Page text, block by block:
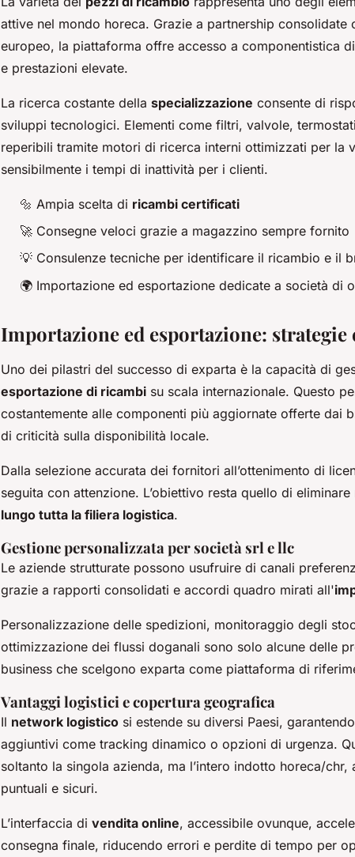
attive nel mondo horeca. Grazie a partnership consolidate
europeo, la piattaforma offre accesso a componentistica
e prestazioni elevate.
La ricerca costante della specializzazione consente di
sviluppi tecnologici. Elementi come filtri, valvole,
reperibili tramite motori di ricerca interni ottimizzati per la
sensibilmente i tempi di inattività per i clienti.
🔩 Ampia scelta di ricambi certificati
🚀 Consegne veloci grazie a magazzino sempre fornito
💡 Consulenze tecniche per identificare il ricambio e il
🌍 Importazione ed esportazione dedicate a società di
Importazione ed esportazione:
Uno dei pilastri del successo di exparta è la capacità di
esportazione di ricambi su scala internazionale. Questo
costantemente alle componenti più aggiornate offerte dai
di criticità sulla disponibilità locale.
Dalla selezione accurata dei fornitori all’ottenimento di
seguita con attenzione. L’obiettivo resta quello di
lungo tutta la filiera logistica.
Gestione personalizzata per società srl e llc
Le aziende strutturate possono usufruire di canali
grazie a rapporti consolidati e accordi quadro mirati all'
Personalizzazione delle spedizioni, monitoraggio degli
ottimizzazione dei flussi doganali sono solo alcune delle
business che scelgono exparta come piattaforma di
Vantaggi logistici e copertura geografica
Il network logistico si estende su diversi Paesi,
aggiuntivi come tracking dinamico o opzioni di urgenza.
soltanto la singola azienda, ma l’intero indotto horeca/
puntuali e sicuri.
L’interfaccia di vendita online, accessibile ovunque,
consegna finale, riducendo errori e perdite di tempo per